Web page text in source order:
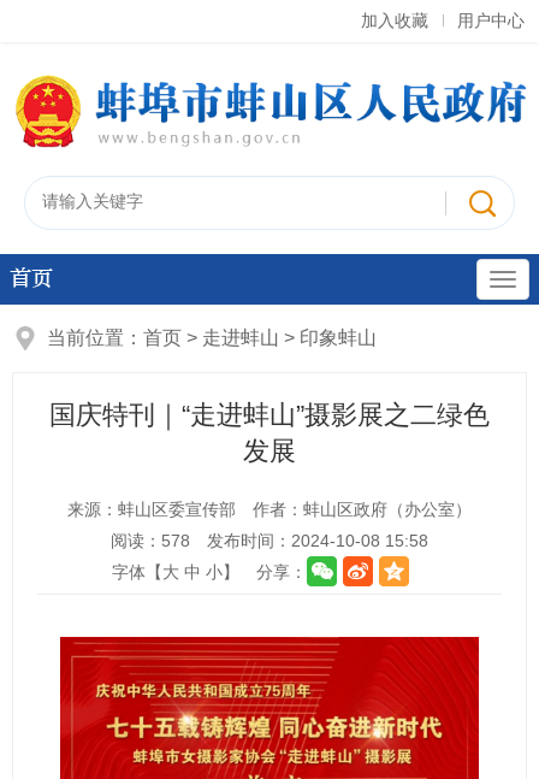
加入收藏 用户中心
首页
当前位置： 首页 > 走进蚌山 > 印象蚌山
国庆特刊｜“走进蚌山”摄影展之二绿色
发展
来源：蚌山区委宣传部
作者：蚌山区政府（办公室）
阅读： 578
发布时间：2024-10-08 15:58
字体【大 中 小】 分享：